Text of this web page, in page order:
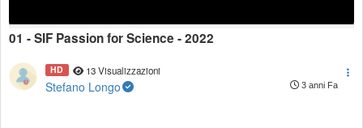
01 - SIF Passion for Science - 2022
HD 13 Visualizzazioni
Stefano Longo 3 anni Fa